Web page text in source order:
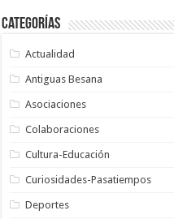
Categorías
Actualidad
Antiguas Besana
Asociaciones
Colaboraciones
Cultura-Educación
Curiosidades-Pasatiempos
Deportes